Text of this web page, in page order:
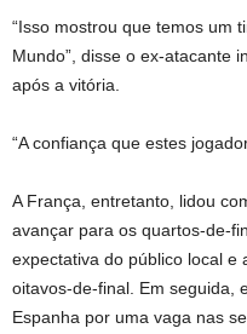
“Isso mostrou que temos um
Mundo”, disse o ex-atacante
após a vitória.
“A confiança que estes
A França, entretanto, lidou
avançar para os quartos-de-
expectativa do público local e
oitavos-de-final. Em seguida,
Espanha por uma vaga nas